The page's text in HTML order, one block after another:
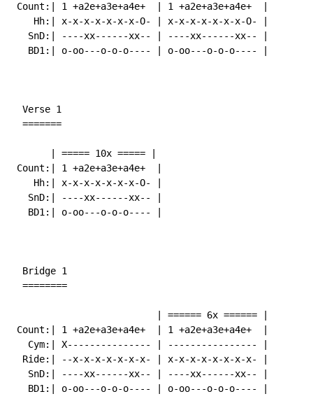
Count:| 1 +a2e+a3e+a4e+  | 1 +a2e+a3e+a4e+  |
    Hh:| x-x-x-x-x-x-x-O- | x-x-x-x-x-x-x-O- |
   SnD:| ----xx------xx-- | ----xx------xx-- |
   BD1:| o-oo---o-o-o---- | o-oo---o-o-o---- |
  Verse 1
  =======
       | ===== 10x ===== |
Count:| 1 +a2e+a3e+a4e+  |
    Hh:| x-x-x-x-x-x-x-O- |
   SnD:| ----xx------xx-- |
   BD1:| o-oo---o-o-o---- |
  Bridge 1
  ========
                          | ====== 6x ====== |
Count:| 1 +a2e+a3e+a4e+  | 1 +a2e+a3e+a4e+  |
   Cym:| X--------------- | ---------------- |
  Ride:| --x-x-x-x-x-x-x- | x-x-x-x-x-x-x-x- |
   SnD:| ----xx------xx-- | ----xx------xx-- |
   BD1:| o-oo---o-o-o---- | o-oo---o-o-o---- |